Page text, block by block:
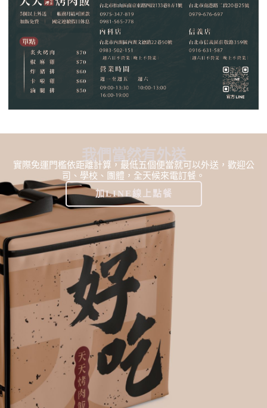
我們當然有外送
實際免運門檻依距離計算，最低五個便當就可以外送，歡迎公
司、學校、團體，全天候來電訂餐。
加LINE線上點餐